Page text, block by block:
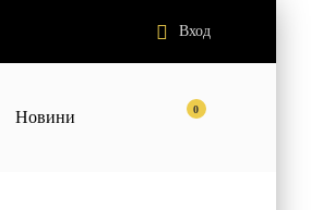
Вход
0
Новини